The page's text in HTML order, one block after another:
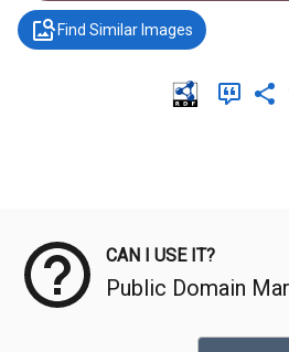
Find Similar Images
CAN I USE IT?
Public Domain